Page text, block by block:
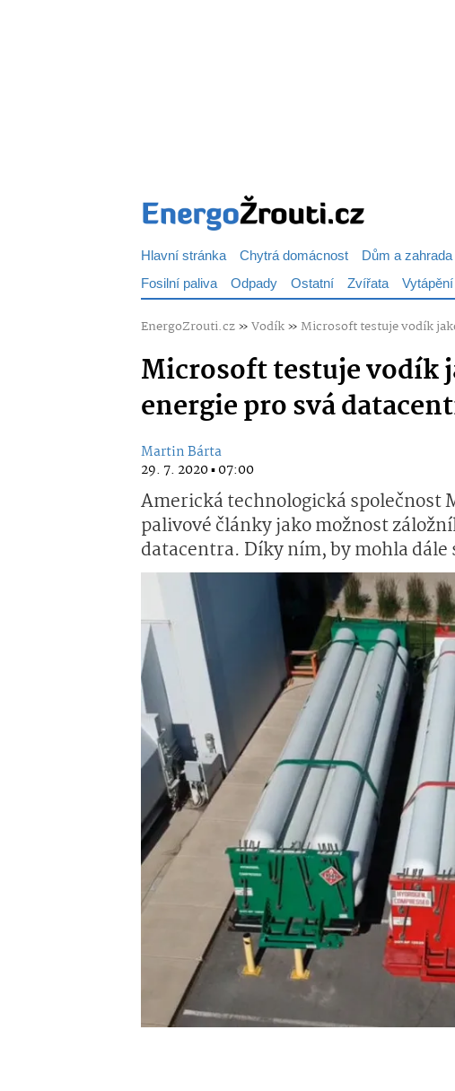
Hlavní stránka Chytrá domácnost Dům a zahrada
Fosilní paliva Odpady Ostatní Zvířata
EnergoZrouti.cz»Vodík»Microsoft testuje vodík
Microsoft testuje vodík
energie pro svá
Martin Bárta
29. 7. 2020 ▪ 07:00
Americká technologická společnost
palivové články jako možnost
datacentra. Díky ním, by mohla